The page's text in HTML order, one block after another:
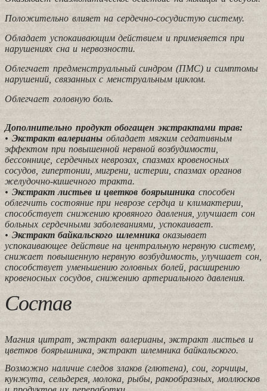
Положительно влияет на сердечно-сосудистую систему.
Обладает успокаивающим действием и применяется при
нарушениях сна и нервозности.
Облегчает предменструальный синдром (ПМС) и симптомы
нарушений, связанных с менструальным циклом.
Облегчает головную боль.
Дополнительно продукт обогащен экстрактами трав:
• Экстракт валерианы обладает мягким седативным
эффектом при повышенной нервной возбудимости,
бессоннице, сердечных неврозах, спазмах кровеносных
сосудов, гипертонии, мигрени, истерии, спазмах органов
желудочно-кишечного тракта.
• Экстракт листьев и цветков боярышника способен
облегчить состояние при неврозе сердца и климактерии,
способствует снижению кровяного давления, улучшает сон
больных сердечными заболеваниями, успокаивает.
•Экстракт байкальского шлемникаоказывает
успокаивающее действие на центральную нервную систему,
снижает повышенную нервную возбудимость, улучшает сон,
способствует уменьшению головных болей, расширению
кровеносных сосудов, снижению артериального давления.
Состав
Магния цитрат, экстракт валерианы, экстракт листьев и
цветков боярышника, экстракт шлемника байкальского.
Возможно наличие следов злаков (глютена), сои, горчицы,
кунжута, сельдерея, молока, рыбы, ракообразных, моллюсков